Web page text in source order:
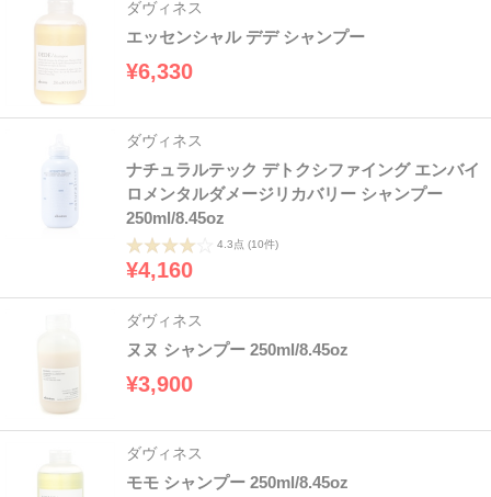
ダヴィネス
エッセンシャル デデ シャンプー
¥6,330
ダヴィネス
ナチュラルテック デトクシファイング エンバイ
ロメンタルダメージリカバリー シャンプー
250ml/8.45oz
4.3点 (10件)
¥4,160
ダヴィネス
ヌヌ シャンプー 250ml/8.45oz
¥3,900
ダヴィネス
モモ シャンプー 250ml/8.45oz